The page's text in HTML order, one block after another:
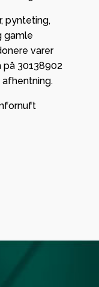
pynteting,
gamle
varer
på 30138902